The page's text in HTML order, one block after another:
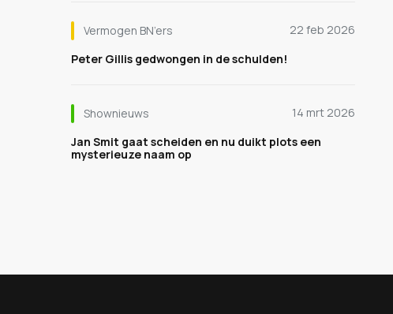
Vermogen BN’ers
22 feb 2026
Peter Gillis gedwongen in de schulden!
Shownieuws
14 mrt 2026
Jan Smit gaat scheiden en nu duikt plots een
mysterieuze naam op